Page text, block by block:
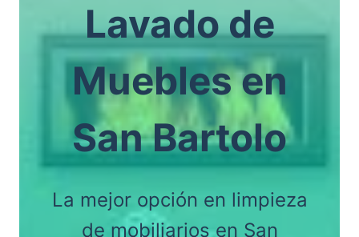
Lavado de
Muebles en
San Bartolo
La mejor opción en limpieza
de mobiliarios en San